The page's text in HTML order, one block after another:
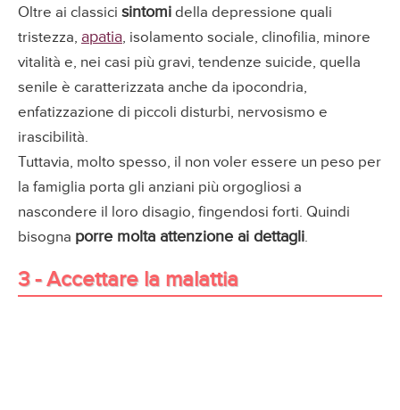
Oltre ai classici sintomi della depressione quali
tristezza, apatia, isolamento sociale, clinofilia, minore
vitalità e, nei casi più gravi, tendenze suicide, quella
senile è caratterizzata anche da ipocondria,
enfatizzazione di piccoli disturbi, nervosismo e
irascibilità.
Tuttavia, molto spesso, il non voler essere un peso per
la famiglia porta gli anziani più orgogliosi a
nascondere il loro disagio, fingendosi forti. Quindi
bisogna porre molta attenzione ai dettagli.
3 - Accettare la malattia